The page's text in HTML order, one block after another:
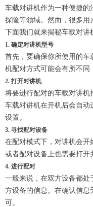
车载对讲机作为一种便捷
探险等领域。然而，很多用
下面我们就来揭秘车载对讲
1. 确定对讲机型号
首先，要确保你所使用的
机配对方式可能会有所不同
2. 打开对讲机
将要进行配对的车载对讲机
车载对讲机在开机后会自动
设置。
3. 寻找配对设备
在配对模式下，对讲机会
或者配对设备上也需要打开
4. 进行配对
一般来说，在双方设备都
方设备的信息。在确认信息
可。